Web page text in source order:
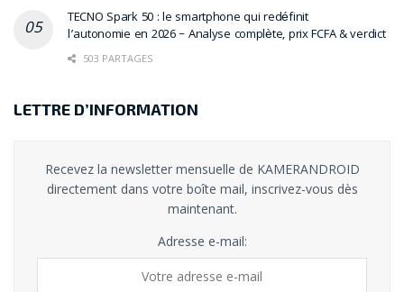
TECNO Spark 50 : le smartphone qui redéfinit
l’autonomie en 2026 – Analyse complète, prix FCFA & verdict
503 PARTAGES
LETTRE D’INFORMATION
Recevez la newsletter mensuelle de KAMERANDROID
directement dans votre boîte mail, inscrivez-vous dès
maintenant.
Adresse e-mail: